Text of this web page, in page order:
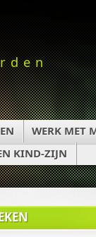
WERK MET
KIND-ZIJN